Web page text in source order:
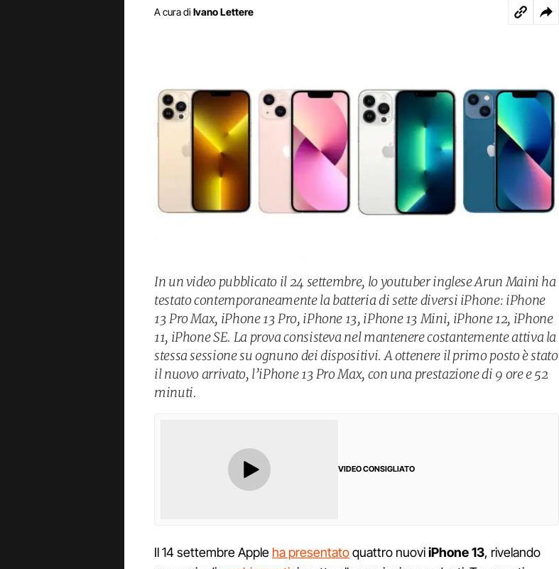
A cura di Ivano Lettere
In un video pubblicato il 24 settembre, lo youtuber inglese Arun Maini ha
testato contemporaneamente la batteria di sette diversi iPhone: iPhone
13 Pro Max, iPhone 13 Pro, iPhone 13, iPhone 13 Mini, iPhone 12, iPhone
11, iPhone SE. La prova consisteva nel mantenere costantemente attiva la
stessa sessione su ognuno dei dispositivi. A ottenere il primo posto è stato
il nuovo arrivato, l’iPhone 13 Pro Max, con una prestazione di 9 ore e 52
minuti.
VIDEO CONSIGLIATO
Il 14 settembre Apple ha presentatoquattro nuoviiPhone 13, rivelando